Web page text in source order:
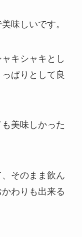
味しいです。
キシャキとし
ぱりとして良
美味しかった
そのまま飲ん
わりも出来る